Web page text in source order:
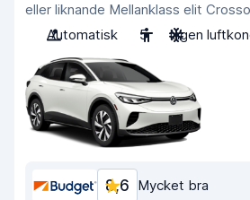
eller liknande Mellanklass elit
Automatisk
5 Ingen
8,6 Mycket bra